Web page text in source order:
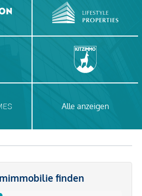
Alle anzeigen
finden